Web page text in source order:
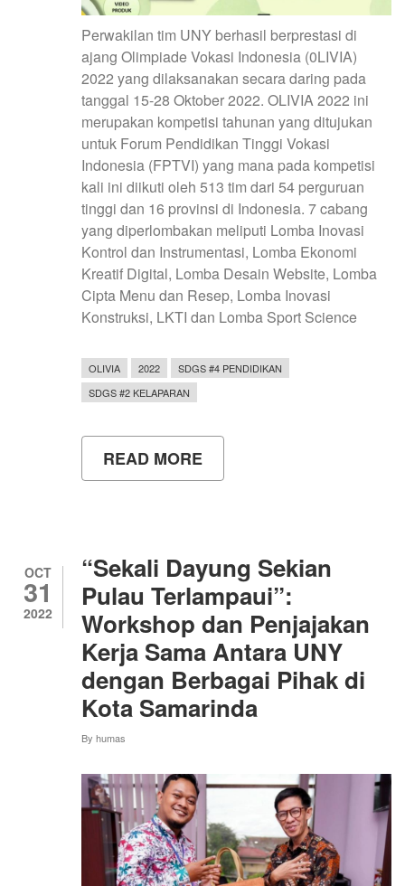
Perwakilan tim UNY berhasil berprestasi di
ajang Olimpiade Vokasi Indonesia (0LIVIA)
2022 yang dilaksanakan secara daring pada
tanggal 15-28 Oktober 2022. OLIVIA 2022 ini
merupakan kompetisi tahunan yang ditujukan
untuk Forum Pendidikan Tinggi Vokasi
Indonesia (FPTVI) yang mana pada kompetisi
kali ini diikuti oleh 513 tim dari 54 perguruan
tinggi dan 16 provinsi di Indonesia. 7 cabang
yang diperlombakan meliputi Lomba Inovasi
Kontrol dan Instrumentasi, Lomba Ekonomi
Kreatif Digital, Lomba Desain Website, Lomba
Cipta Menu dan Resep, Lomba Inovasi
Konstruksi, LKTI dan Lomba Sport Science
OLIVIA 2022
SDGS #4 PENDIDIKAN
SDGS #2 KELAPARAN
READ MORE
SEREAL
RAIH
JUARA
HARAPAN
1
BUSSINES
PLAN
COMPETITION
OLIVIA
2022
OCT
31
2022
“Sekali Dayung Sekian
Pulau Terlampaui”:
Workshop dan Penjajakan
Kerja Sama Antara UNY
dengan Berbagai Pihak di
Kota Samarinda
By humas